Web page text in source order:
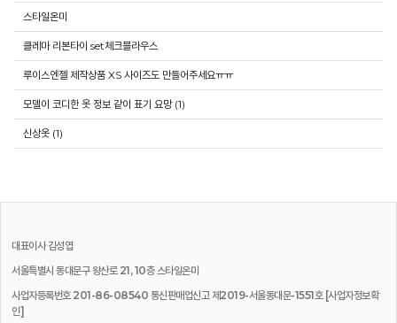
스타일온미
클레마 리본타이 set체크블라우스
루이스엔젤 제작상품 XS 사이즈도 만들어주세요ㅠㅠ
모델이 코디한 옷 정보 같이 표기 요망 (1)
신상옷 (1)
대표이사 김성엽
서울특별시 동대문구 왕산로 21, 10층 스타일온미
사업자등록번호 201-86-08540 통신판매업신고 제2019-서울동대문-1551호 [사업자정보확
인]